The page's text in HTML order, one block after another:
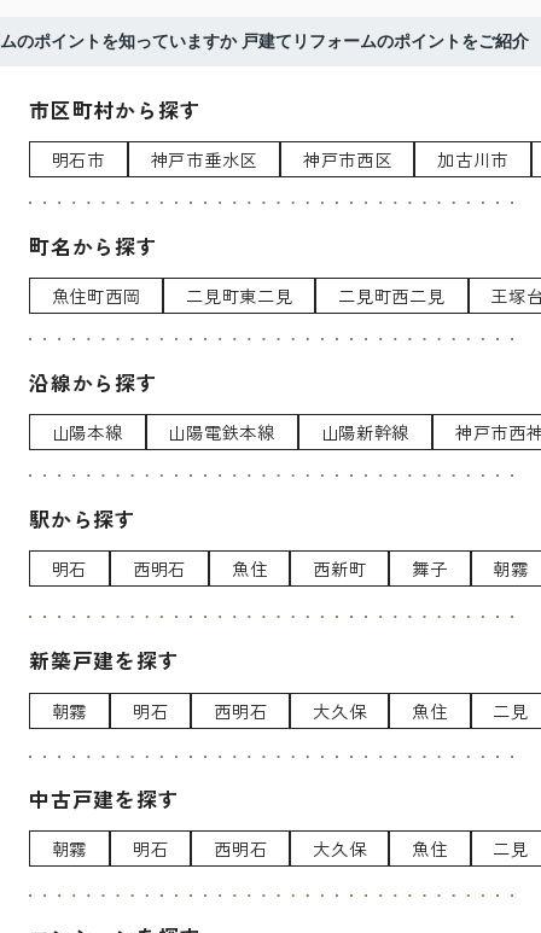
のポイントを知っていますか 戸建てリフォームのポイントをご紹介
市区町村から探す
明石市 神戸市垂水区 神戸市西区 加古川市
町名から探す
魚住町西岡 二見町東二見 二見町西二見 王塚
沿線から探す
山陽本線 山陽電鉄本線 山陽新幹線 神戸市西
駅から探す
明石 西明石 魚住 西新町 舞子 朝霧
新築戸建を探す
朝霧 明石 西明石 大久保 魚住 二見
中古戸建を探す
朝霧 明石 西明石 大久保 魚住 二見